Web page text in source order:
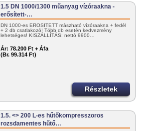
1.5 DN 1000/1300 műanyag vízóraakna -
erősített-…
DN 1000-es ERŐSÍTETT mászható vízóraakna + fedél
+ 2 db csatlakozó! Több db esetén kedvezmény
lehetséges! KISZÁLLÍTÁS: nettó 9900…
Ár: 78.200 Ft + Áfa
(Br. 99.314 Ft)
Részletek
1.5. <> 200 L-es hűtőkompresszoros
rozsdamentes hűtő…